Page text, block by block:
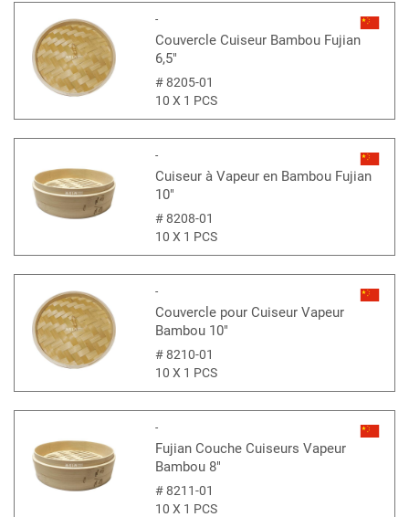
-
Couvercle Cuiseur Bambou Fujian
6,5"
#8205-01
10 X 1 PCS
-
Cuiseur à Vapeur en Bambou Fujian
10"
#8208-01
10 X 1 PCS
-
Couvercle pour Cuiseur Vapeur
Bambou 10"
#8210-01
10 X 1 PCS
-
Fujian Couche Cuiseurs Vapeur
Bambou 8"
#8211-01
10 X 1 PCS